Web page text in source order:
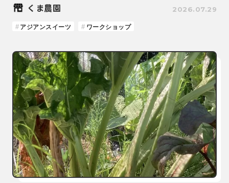
くま農園 2026.07.29
アジアンスイーツ ワークショップ